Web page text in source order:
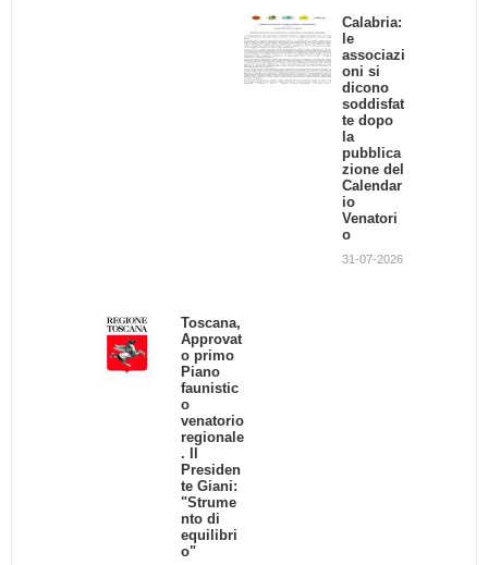
Calabria:
le
associazi
oni si
dicono
soddisfat
te dopo
la
pubblica
zione del
Calendar
io
Venatori
o
31-07-2026
Toscana,
Approvat
o primo
Piano
faunistic
o
venatorio
regionale
. Il
Presiden
te Giani:
"Strume
nto di
equilibri
o"